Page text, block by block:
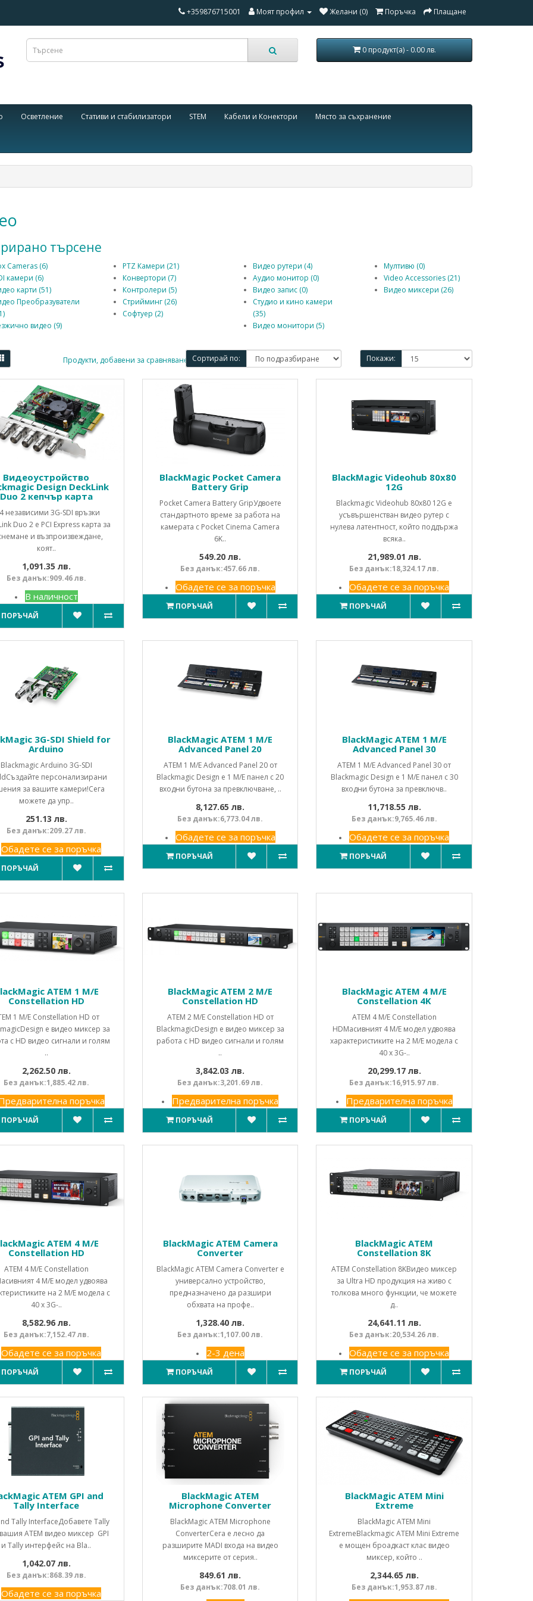
+359876715001 Моят профил Желани (0) Поръчка Плащане
0 продукт(а) - 0.00 лв.
Осветление Стативи и стабилизатори STEM Кабели и Конектори Място за съхранение
търсене
Cameras (6)
камери (6)
карти (51)
Преобразуватели
видео (9)
PTZ Камери (21)
Конвертори (7)
Контролери (5)
Стрийминг (26)
Софтуер (2)
Видео рутери (4)
Аудио монитор (0)
Видео запис (0)
Студио и кино камери
(35)
Видео монитори (5)
Мултивю (0)
Video Accessories (21)
Видео миксери (26)
Продукти, добавени за сравняване: (0)Сортирай по: Покажи:
Видеоустройство
Design DeckLink
Duo 2 кепчър карта
независими 3G-SDI връзки
Duo 2 е PCI Express карта за
и възпроизвеждане,
коят..
1,091.35 лв.
Без данък:909.46 лв.
В наличност
ПОРЪЧАЙ
BlackMagic Pocket Camera
Battery Grip
Pocket Camera Battery GripУдвоете
стандартното време за работа на
камерата с Pocket Cinema Camera
6K..
549.20 лв.
Без данък:457.66 лв.
Обадете се за поръчка
ПОРЪЧАЙ
BlackMagic Videohub 80x80
12G
Blackmagic Videohub 80x80 12G е
усъвършенстван видео рутер с
нулева латентност, който поддържа
всяка..
21,989.01 лв.
Без данък:18,324.17 лв.
Обадете се за поръчка
ПОРЪЧАЙ
3G-SDI Shield for
Arduino
Blackmagic Arduino 3G-SDI
персонализирани
за вашите камери!Сега
можете да упр..
251.13 лв.
Без данък:209.27 лв.
Обадете се за поръчка
ПОРЪЧАЙ
BlackMagic ATEM 1 M/E
Advanced Panel 20
ATEM 1 M/E Advanced Panel 20 от
Blackmagic Design е 1 M/E панел с 20
входни бутона за превключване, ..
8,127.65 лв.
Без данък:6,773.04 лв.
Обадете се за поръчка
ПОРЪЧАЙ
BlackMagic ATEM 1 M/E
Advanced Panel 30
ATEM 1 M/E Advanced Panel 30 от
Blackmagic Design е 1 M/E панел с 30
входни бутона за превключв..
11,718.55 лв.
Без данък:9,765.46 лв.
Обадете се за поръчка
ПОРЪЧАЙ
ATEM 1 M/E
Constellation HD
1 M/E Constellation HD от
е видео миксер за
с HD видео сигнали и голям
..
2,262.50 лв.
Без данък:1,885.42 лв.
поръчка
ПОРЪЧАЙ
BlackMagic ATEM 2 M/E
Constellation HD
ATEM 2 M/E Constellation HD от
BlackmagicDesign е видео миксер за
работа с HD видео сигнали и голям
..
3,842.03 лв.
Без данък:3,201.69 лв.
Предварителна поръчка
ПОРЪЧАЙ
BlackMagic ATEM 4 M/E
Constellation 4K
ATEM 4 M/E Constellation
HDМасивният 4 M/E модел удвоява
характеристиките на 2 M/E модела с
40 x 3G-..
20,299.17 лв.
Без данък:16,915.97 лв.
Предварителна поръчка
ПОРЪЧАЙ
ATEM 4 M/E
Constellation HD
ATEM 4 M/E Constellation
4 M/E модел удвоява
на 2 M/E модела с
40 x 3G-..
8,582.96 лв.
Без данък:7,152.47 лв.
Обадете се за поръчка
ПОРЪЧАЙ
BlackMagic ATEM Camera
Converter
BlackMagic ATEM Camera Converter е
универсално устройство,
предназначено да разшири
обхвата на профе..
1,328.40 лв.
Без данък:1,107.00 лв.
2-3 дена
ПОРЪЧАЙ
BlackMagic ATEM
Constellation 8K
ATEM Constellation 8KВидео миксер
за Ultra HD продукция на живо с
толкова много функции, че можете
д..
24,641.11 лв.
Без данък:20,534.26 лв.
Обадете се за поръчка
ПОРЪЧАЙ
ATEM GPI and
Tally Interface
Tally InterfaceДобавете Tally
ATEM видео миксер GPI
и Tally интерфейс на Bla..
1,042.07 лв.
Без данък:868.39 лв.
Обадете се за поръчка
BlackMagic ATEM
Microphone Converter
BlackMagic ATEM Microphone
ConverterСега е лесно да
разширите MADI входа на видео
миксерите от серия..
849.61 лв.
Без данък:708.01 лв.
BlackMagic ATEM Mini
Extreme
BlackMagic ATEM Mini
ExtremeBlackmagic ATEM Mini Extreme
е мощен броадкаст клас видео
миксер, който ..
2,344.65 лв.
Без данък:1,953.87 лв.